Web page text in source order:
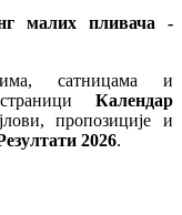
малих пливача -
сатницама и
Календар
пропозиције и
2026.